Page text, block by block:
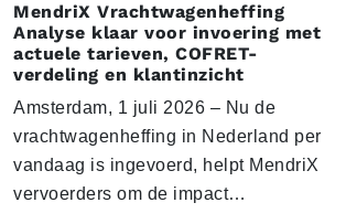
MendriX Vrachtwagenheffing
Analyse klaar voor invoering met
actuele tarieven, COFRET-
verdeling en klantinzicht
Amsterdam, 1 juli 2026 – Nu de
vrachtwagenheffing in Nederland per
vandaag is ingevoerd, helpt MendriX
vervoerders om de impact…